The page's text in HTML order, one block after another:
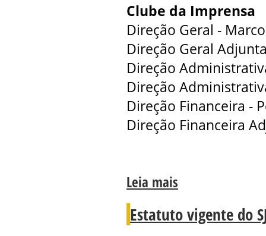
Clube da Imprensa
Direção Geral -
Direção Geral
Direção
Direção
Direção Financeira -
Direção Financeira
Leia mais
Estatuto vigente do